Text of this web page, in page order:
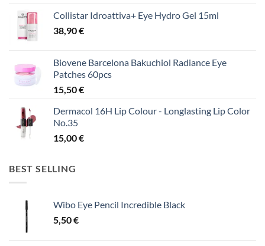
Collistar Idroattiva+ Eye Hydro Gel 15ml
38,90€
Biovene Barcelona Bakuchiol Radiance Eye
Patches 60pcs
15,50€
Dermacol 16H Lip Colour - Longlasting Lip Color
No.35
15,00€
BEST SELLING
Wibo Eye Pencil Incredible Black
5,50€